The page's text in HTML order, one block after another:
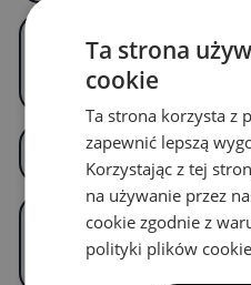
Czy dywaniki welurowe
dopasowane do
samochodu?
Ile kosztują dywaniki
Jakie opcje personalizacji
zamawianiu dywaników
OMEVO?
Ta strona
cookie
Ta strona korzysta z
zapewnić lepszą
Korzystając z tej
na używanie przez
cookie zgodnie z
polityki plików